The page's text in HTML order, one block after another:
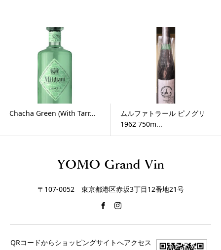
(With Tarr...
ムルファトラール ピノグリ
Muza
〒107-0052 東京都港区赤坂3丁目12番地21号
QRコードからショッピングサイトへアクセス